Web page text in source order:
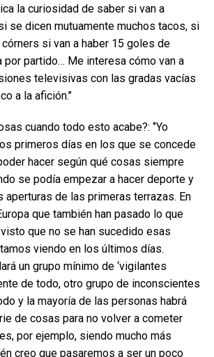
la curiosidad de saber si van a
se dicen mutuamente muchos tacos, si
si van a haber 15 goles de
por partido… Me interesa cómo van a
televisivas con las gradas vacías
a la afición.’’
cuando todo esto acabe?: ‘’Yo
primeros días en los que se concede
hacer según qué cosas siempre
se podía empezar a hacer deporte y
aperturas de las primeras terrazas. En
que también han pasado lo que
que no se han sucedido esas
viendo en los últimos días.
un grupo mínimo de ‘vigilantes
de todo, otro grupo de inconscientes
y la mayoría de las personas habrá
de cosas para no volver a cometer
por ejemplo, siendo mucho más
creo que pasaremos a ser un poco